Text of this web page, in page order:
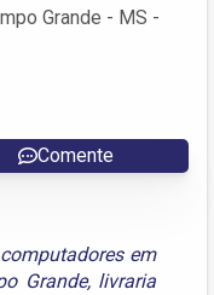
Grande - MS -
Comente
computadores em
Grande, livraria